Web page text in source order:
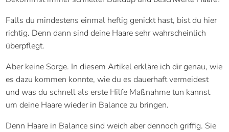
Falls du mindestens einmal heftig genickt hast, bist du hier
richtig. Denn dann sind deine Haare sehr wahrscheinlich
überpflegt.
Aber keine Sorge. In diesem Artikel erkläre ich dir genau, wie
es dazu kommen konnte, wie du es dauerhaft vermeidest
und was du schnell als erste Hilfe Maßnahme tun kannst
um deine Haare wieder in Balance zu bringen.
Denn Haare in Balance sind weich aber dennoch griffig. Sie